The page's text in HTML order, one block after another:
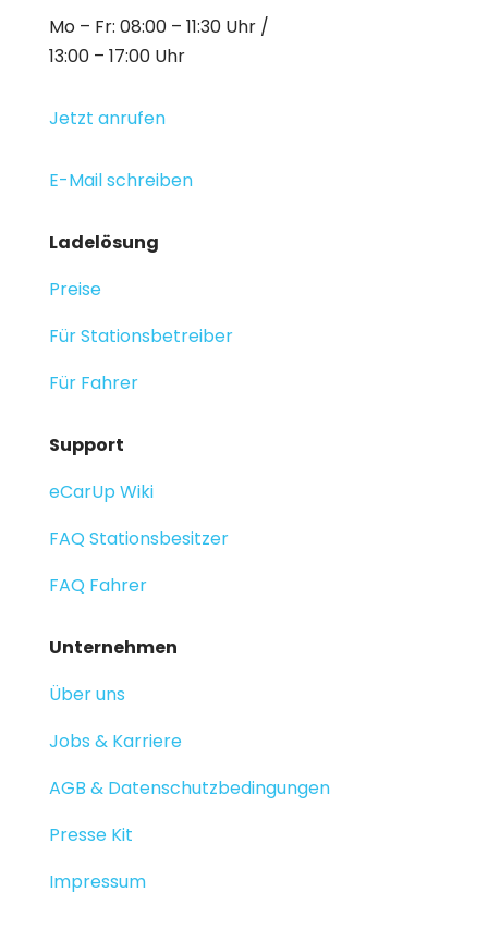
Mo – Fr: 08:00 – 11:30 Uhr /
13:00 – 17:00 Uhr
Jetzt anrufen
E-Mail schreiben
Ladelösung
Preise
Für Stationsbetreiber
Für Fahrer
Support
eCarUp Wiki
FAQ Stationsbesitzer
FAQ Fahrer
Unternehmen
Über uns
Jobs & Karriere
AGB & Datenschutzbedingungen
Presse Kit
Impressum